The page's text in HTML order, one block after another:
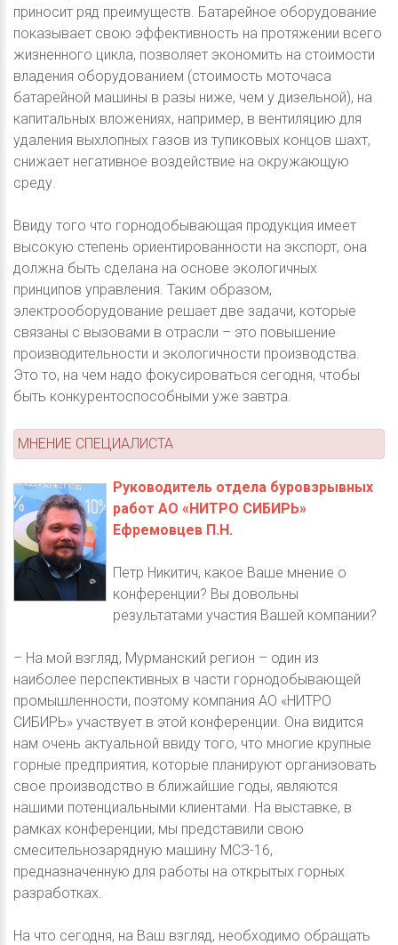
приносит ряд преимуществ. Батарейное оборудование
показывает свою эффективность на протяжении всего
жизненного цикла, позволяет экономить на стоимости
владения оборудованием (стоимость моточаса
батарейной машины в разы ниже, чем у дизельной), на
капитальных вложениях, например, в вентиляцию для
удаления выхлопных газов из тупиковых концов шахт,
снижает негативное воздействие на окружающую
среду.
Ввиду того что горнодобывающая продукция имеет
высокую степень ориентированности на экспорт, она
должна быть сделана на основе экологичных
принципов управления. Таким образом,
электрооборудование решает две задачи, которые
связаны с вызовами в отрасли – это повышение
производительности и экологичности производства.
Это то, на чем надо фокусироваться сегодня, чтобы
быть конкурентоспособными уже завтра.
МНЕНИЕ СПЕЦИАЛИСТА
Руководитель отдела буровзрывных
работ АО «НИТРО СИБИРЬ»
Ефремовцев П.Н.
Петр Никитич, какое Ваше мнение о
конференции? Вы довольны
результатами участия Вашей компании?
– На мой взгляд, Мурманский регион – один из
наиболее перспективных в части горнодобывающей
промышленности, поэтому компания АО «НИТРО
СИБИРЬ» участвует в этой конференции. Она видится
нам очень актуальной ввиду того, что многие крупные
горные предприятия, которые планируют организовать
свое производство в ближайшие годы, являются
нашими потенциальными клиентами. На выставке, в
рамках конференции, мы представили свою
смесительнозарядную машину МСЗ-16,
предназначенную для работы на открытых горных
разработках.
На что сегодня, на Ваш взгляд, необходимо обращать